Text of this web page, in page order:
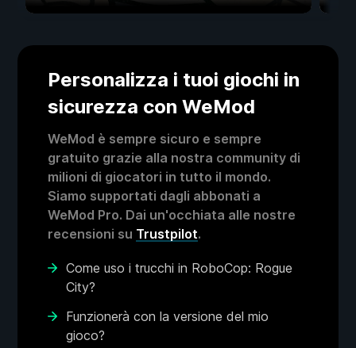
Personalizza i tuoi giochi in
sicurezza con WeMod
WeMod è sempre sicuro e sempre
gratuito grazie alla nostra community di
milioni di giocatori in tutto il mondo.
Siamo supportati dagli abbonati a
WeMod Pro. Dai un'occhiata alle nostre
recensioni su Trustpilot.
Come uso i trucchi in RoboCop: Rogue
City?
Funzionerà con la versione del mio
gioco?